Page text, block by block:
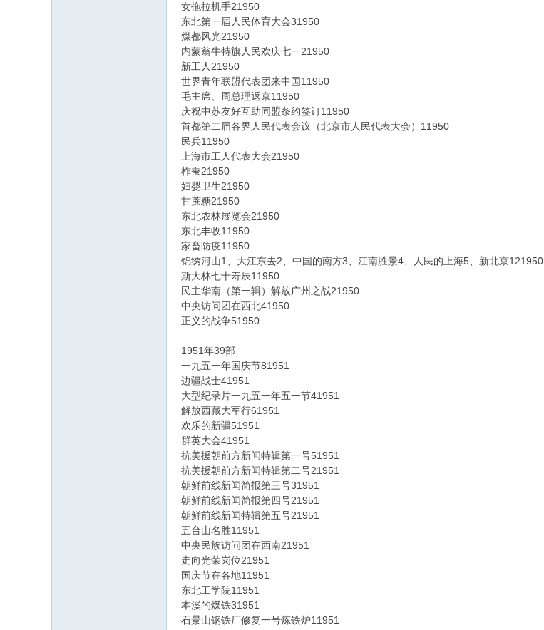
女拖拉机手21950
东北第一届人民体育大会31950
煤都风光21950
内蒙翁牛特旗人民欢庆七一21950
新工人21950
世界青年联盟代表团来中国11950
毛主席、周总理返京11950
庆祝中苏友好互助同盟条约签订11950
首都第二届各界人民代表会议（北京市人民代表大会）11950
民兵11950
上海市工人代表大会21950
柞蚕21950
妇婴卫生21950
甘蔗糖21950
东北农林展览会21950
东北丰收11950
家畜防疫11950
锦绣河山1、大江东去2、中国的南方3、江南胜景4、人民的上海5、新北京121950
斯大林七十寿辰11950
民主华南（第一辑）解放广州之战21950
中央访问团在西北41950
正义的战争51950
1951年39部
一九五一年国庆节81951
边疆战士41951
大型纪录片一九五一年五一节41951
解放西藏大军行61951
欢乐的新疆51951
群英大会41951
抗美援朝前方新闻特辑第一号51951
抗美援朝前方新闻特辑第二号21951
朝鲜前线新闻简报第三号31951
朝鲜前线新闻简报第四号21951
朝鲜前线新闻特辑第五号21951
五台山名胜11951
中央民族访问团在西南21951
走向光荣岗位21951
国庆节在各地11951
东北工学院11951
本溪的煤铁31951
石景山钢铁厂修复一号炼铁炉11951